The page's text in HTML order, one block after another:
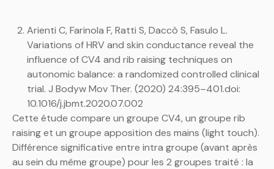
Arienti C, Farinola F, Ratti S, Daccò S, Fasulo L.
Variations of HRV and skin conductance reveal the
influence of CV4 and rib raising techniques on
autonomic balance: a randomized controlled clinical
trial. J Bodyw Mov Ther. (2020) 24:395–401.doi:
10.1016/j.jbmt.2020.07.002
Cette étude compare un groupe CV4, un groupe rib
raising et un groupe apposition des mains (light touch).
Différence significative entre intra groupe (avant après
au sein du même groupe) pour les 2 groupes traité : la